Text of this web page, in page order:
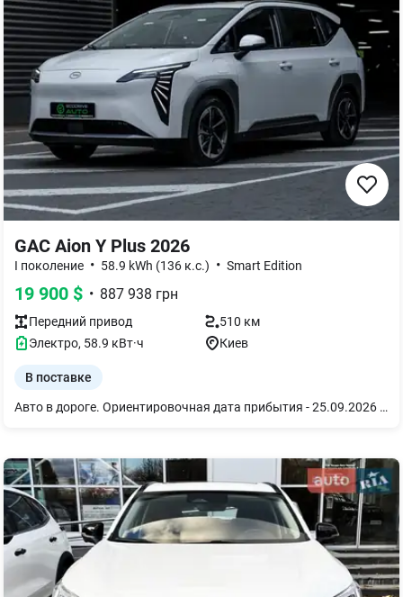
GAC Aion Y Plus 2026
I поколение • 58.9 kWh (136 к.с.) • Smart Edition
19 900 $ • 887 938 грн
Передний привод
510 км
Электро, 58.9 кВт·ч Киев
В поставке
Авто в дороге. Ориентировочная дата прибытия - 25.09.2026 Электромобиль Aion Y Plus EV 510 Smart Edition 2WD 2026, Pure White, зеленый салон Это просторный городской кроссовер с полностью электрической силовой установкой и передним приводом. Модель сочетает современный дизайн, экономичность и практичность, обеспечивая комфортное передвижение по городу и уверенные поездки на дальние расстояния благодаря запасу хода до 510 км. Среди главных преимуществ автомобиля — просторный салон с трансформируемым интерьером, комфортная подвеска для плавного движения и современная мультимедийная система с цифровой панелью приборов. Комплекс электронных систем помощи водителю, высокий уровень безопасности и вместительный багажный отсек делают Aion Y Plus отличным выбором для семейного использования и ежедневных поездок. Aion Y Plus EV 510 Smart Edition 2WD 2026: Силовая установка мощностью 136 л.с. (100 кВт), а максимальный крутящий момент 176 Н·м гарантирует уверенный разгон в городском потоке. Запас хода: до 510 км (CLTC) на одном заряде батареи емкостью 58,9 кВт·ч. Максимальная скорость: 150 км/ч. Количество моторов/Тип привода: одномоторный / передний привод (FWD). Комплектация 510 Smart Edition 2026: - Премиальная акустическая система Bongiovi Audio System. - Беспроводная зарядка для смартфона. - 14,6-дюймовый мультифункциональный сенсорный дисплей. - Поддержка Apple CarPlay. - Комплексная система помощи водителю ADAS 2-го уровня. - Адаптивный круиз-контроль. - Камера заднего вида. - Радар заднего вида. - Электрорегулировка внешних зеркал заднего вида. - Автоматические светодиодные фары. - Безключевой доступ.